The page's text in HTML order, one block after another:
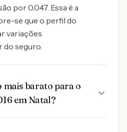
por 0,047. Essa é a
se que o perfil do
variações
do seguro.
barato para o
em Natal?